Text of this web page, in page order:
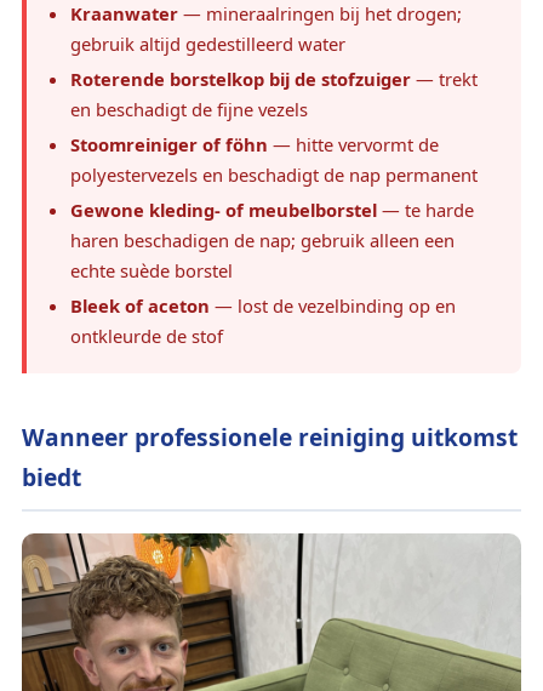
Kraanwater — mineraalringen bij het drogen;
gebruik altijd gedestilleerd water
Roterende borstelkop bij de stofzuiger — trekt
en beschadigt de fijne vezels
Stoomreiniger of föhn — hitte vervormt de
polyestervezels en beschadigt de nap permanent
Gewone kleding- of meubelborstel — te harde
haren beschadigen de nap; gebruik alleen een
echte suède borstel
Bleek of aceton — lost de vezelbinding op en
ontkleurde de stof
Wanneer professionele reiniging uitkomst
biedt